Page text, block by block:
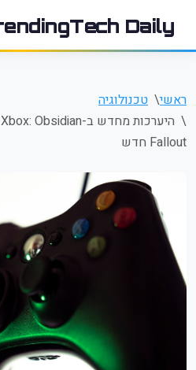
Daily
ראשי
טכנולוגיה
Fallout חדש